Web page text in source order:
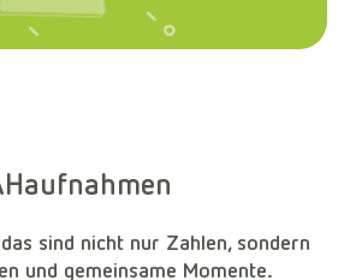
sind nicht nur Zahlen, sondern
und gemeinsame Momente.